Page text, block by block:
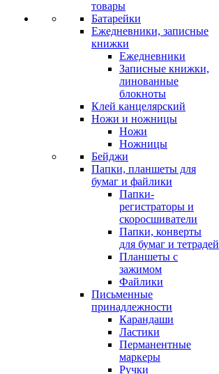
товары
Батарейки
Ежедневники, записные
книжки
Ежедневники
Записные книжки,
линованные
блокноты
Клей канцелярский
Ножи и ножницы
Ножи
Ножницы
Бейджи
Папки, планшеты для
бумаг и файлики
Папки-
регистраторы и
скоросшиватели
Папки, конверты
для бумаг и тетрадей
Планшеты с
зажимом
Файлики
Письменные
принадлежности
Карандаши
Ластики
Перманентные
маркеры
Ручки